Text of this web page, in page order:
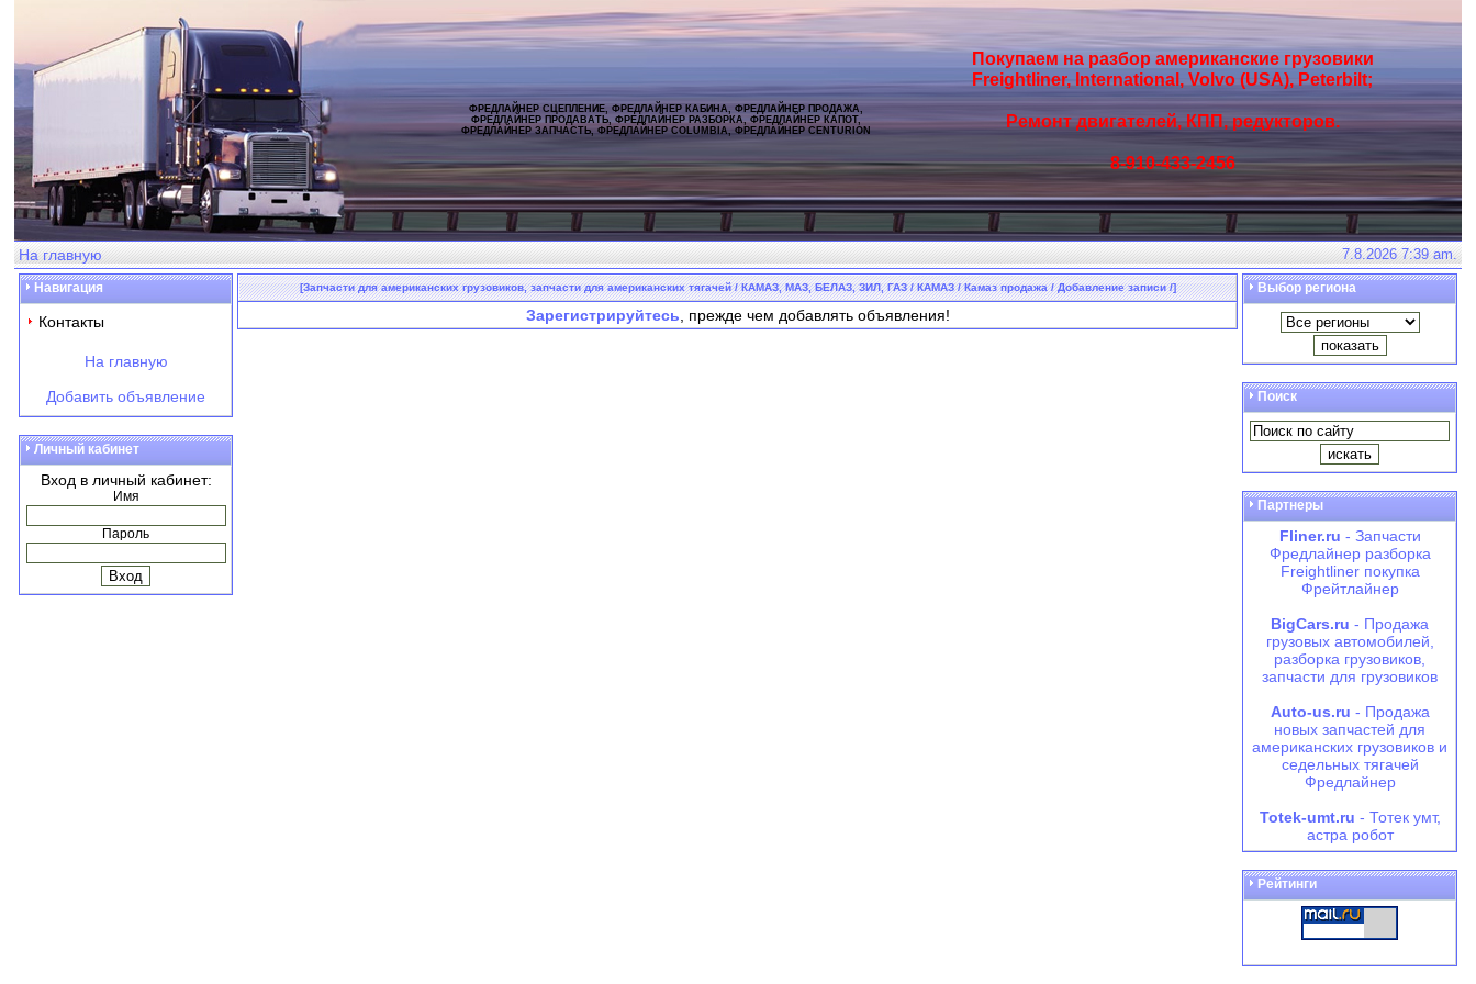
ФРЕДЛАЙНЕР СЦЕПЛЕНИЕ, ФРЕДЛАЙНЕР КАБИНА, ФРЕДЛАЙНЕР ПРОДАЖА,
ФРЕДЛАЙНЕР ПРОДАВАТЬ, ФРЕДЛАЙНЕР РАЗБОРКА, ФРЕДЛАЙНЕР КАПОТ,
ФРЕДЛАЙНЕР ЗАПЧАСТЬ, ФРЕДЛАЙНЕР COLUMBIA, ФРЕДЛАЙНЕР CENTURION
Покупаем на разбор американские грузовики
Freightliner, International, Volvo (USA), Peterbilt;
Ремонт двигателей, КПП, редукторов.
8-910-433-2456
На главную 7.8.2026 7:39 am.
Навигация
Контакты
На главную
Добавить объявление
Личный кабинет
Вход в личный кабинет:
Имя
Пароль
[Запчасти для американских грузовиков, запчасти для американских тягачей / КАМАЗ, МАЗ, БЕЛАЗ, ЗИЛ, ГАЗ / КАМАЗ / Камаз продажа / Добавление записи /]
Зарегистрируйтесь , прежде чем добавлять объявления!
Выбор региона
Поиск
Партнеры
Fliner.ru - Запчасти
Фредлайнер разборка
Freightliner покупка
Фрейтлайнер
BigCars.ru - Продажа
грузовых автомобилей,
разборка грузовиков,
запчасти для грузовиков
Auto-us.ru - Продажа
новых запчастей для
американских грузовиков и
седельных тягачей
Фредлайнер
Totek-umt.ru - Тотек умт,
астра робот
Рейтинги